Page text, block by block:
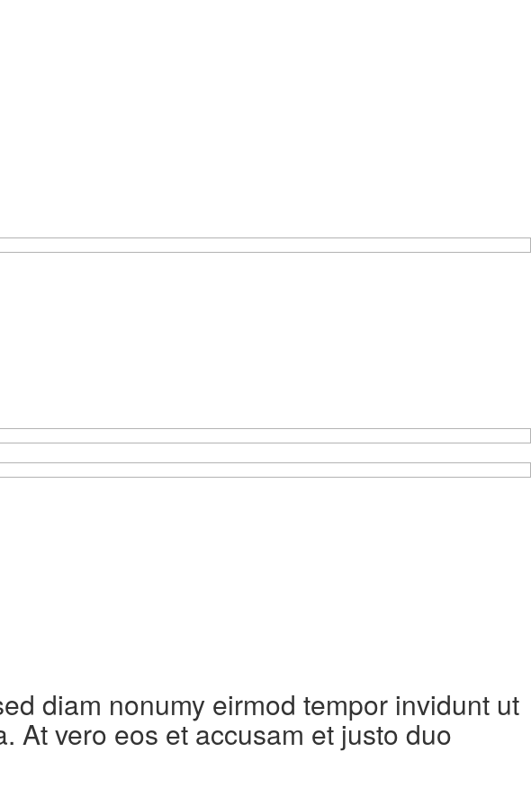
diam nonumy eirmod tempor invidunt ut
At vero eos et accusam et justo duo